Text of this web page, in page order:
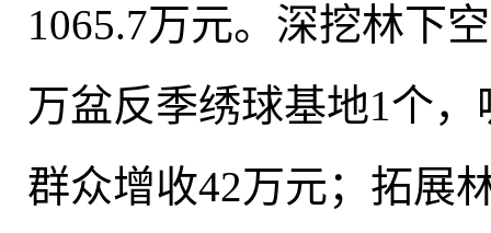
1065.7万元。深挖林下
万盆反季绣球基地1个，
群众增收42万元； 拓展